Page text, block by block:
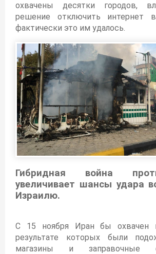
охвачены десятки городов,
решение отключить
фактически это им удалось.
Гибридная война
увеличивает шансы удара
Израилю.
С 15 ноября Иран бы охвачен
результате которых были
магазины и заправочные